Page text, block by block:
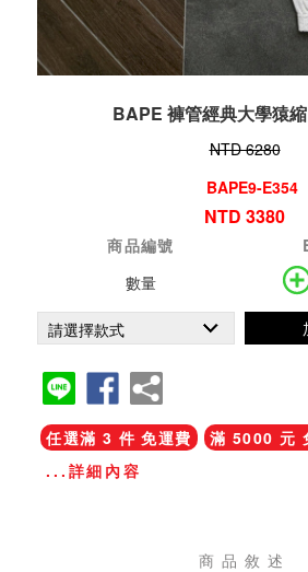
BAPE 褲管經典大學猿
NTD 6280
BAPE9-E354
NTD 3380
商品編號
數量
任選滿 3 件 免運費
滿 5000 元
...詳細內容
商品敘述